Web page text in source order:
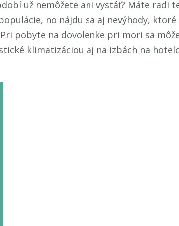
už nemôžete ani vystáť? Máte radi
no nájdu sa aj nevýhody,
pobyte na dovolenke pri mori sa
klimatizáciou aj na izbách na